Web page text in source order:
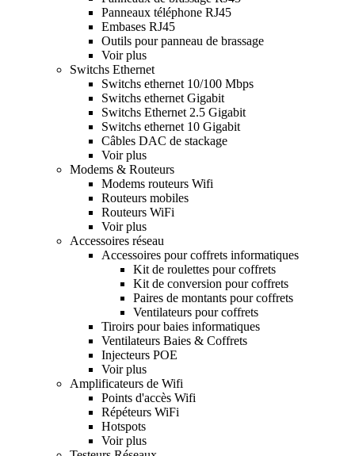
Panneaux téléphone RJ45
Embases RJ45
Outils pour panneau de brassage
Voir plus
Switchs Ethernet
Switchs ethernet 10/100 Mbps
Switchs ethernet Gigabit
Switchs Ethernet 2.5 Gigabit
Switchs ethernet 10 Gigabit
Câbles DAC de stackage
Voir plus
Modems & Routeurs
Modems routeurs Wifi
Routeurs mobiles
Routeurs WiFi
Voir plus
Accessoires réseau
Accessoires pour coffrets informatiques
Kit de roulettes pour coffrets
Kit de conversion pour coffrets
Paires de montants pour coffrets
Ventilateurs pour coffrets
Tiroirs pour baies informatiques
Ventilateurs Baies & Coffrets
Injecteurs POE
Voir plus
Amplificateurs de Wifi
Points d'accès Wifi
Répéteurs WiFi
Hotspots
Voir plus